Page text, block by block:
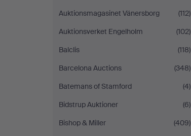
Auktionsmagasinet Vänersborg
(112)
Auktionsverket Engelholm
(102)
Balclis
(118)
Barcelona Auctions
(348)
Batemans of Stamford
(4)
Bidstrup Auktioner
(6)
Bishop & Miller
(409)